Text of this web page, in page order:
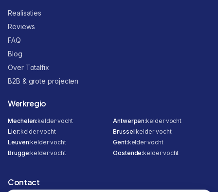
Realisaties
Reviews
FAQ
Blog
Over Totalfix
B2B & grote projecten
Werkregio
Mechelen:kelder·vocht Antwerpen:kelder·vocht
Lier:kelder·vocht Brussel:kelder·vocht
Leuven:kelder·vocht Gent:kelder·vocht
Brugge:kelder·vocht Oostende:kelder·vocht
Contact